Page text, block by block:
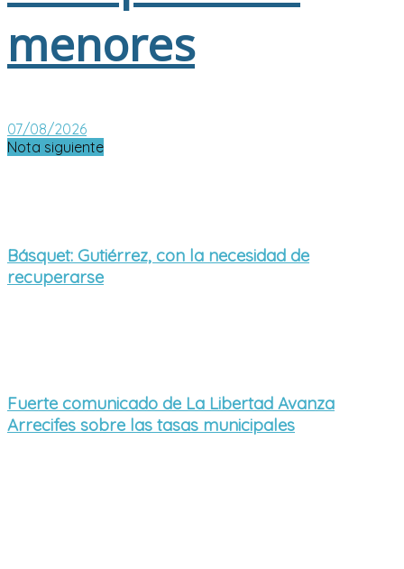
menores
07/08/2026
Nota siguiente
Básquet: Gutiérrez, con la necesidad de
recuperarse
Fuerte comunicado de La Libertad Avanza
Arrecifes sobre las tasas municipales